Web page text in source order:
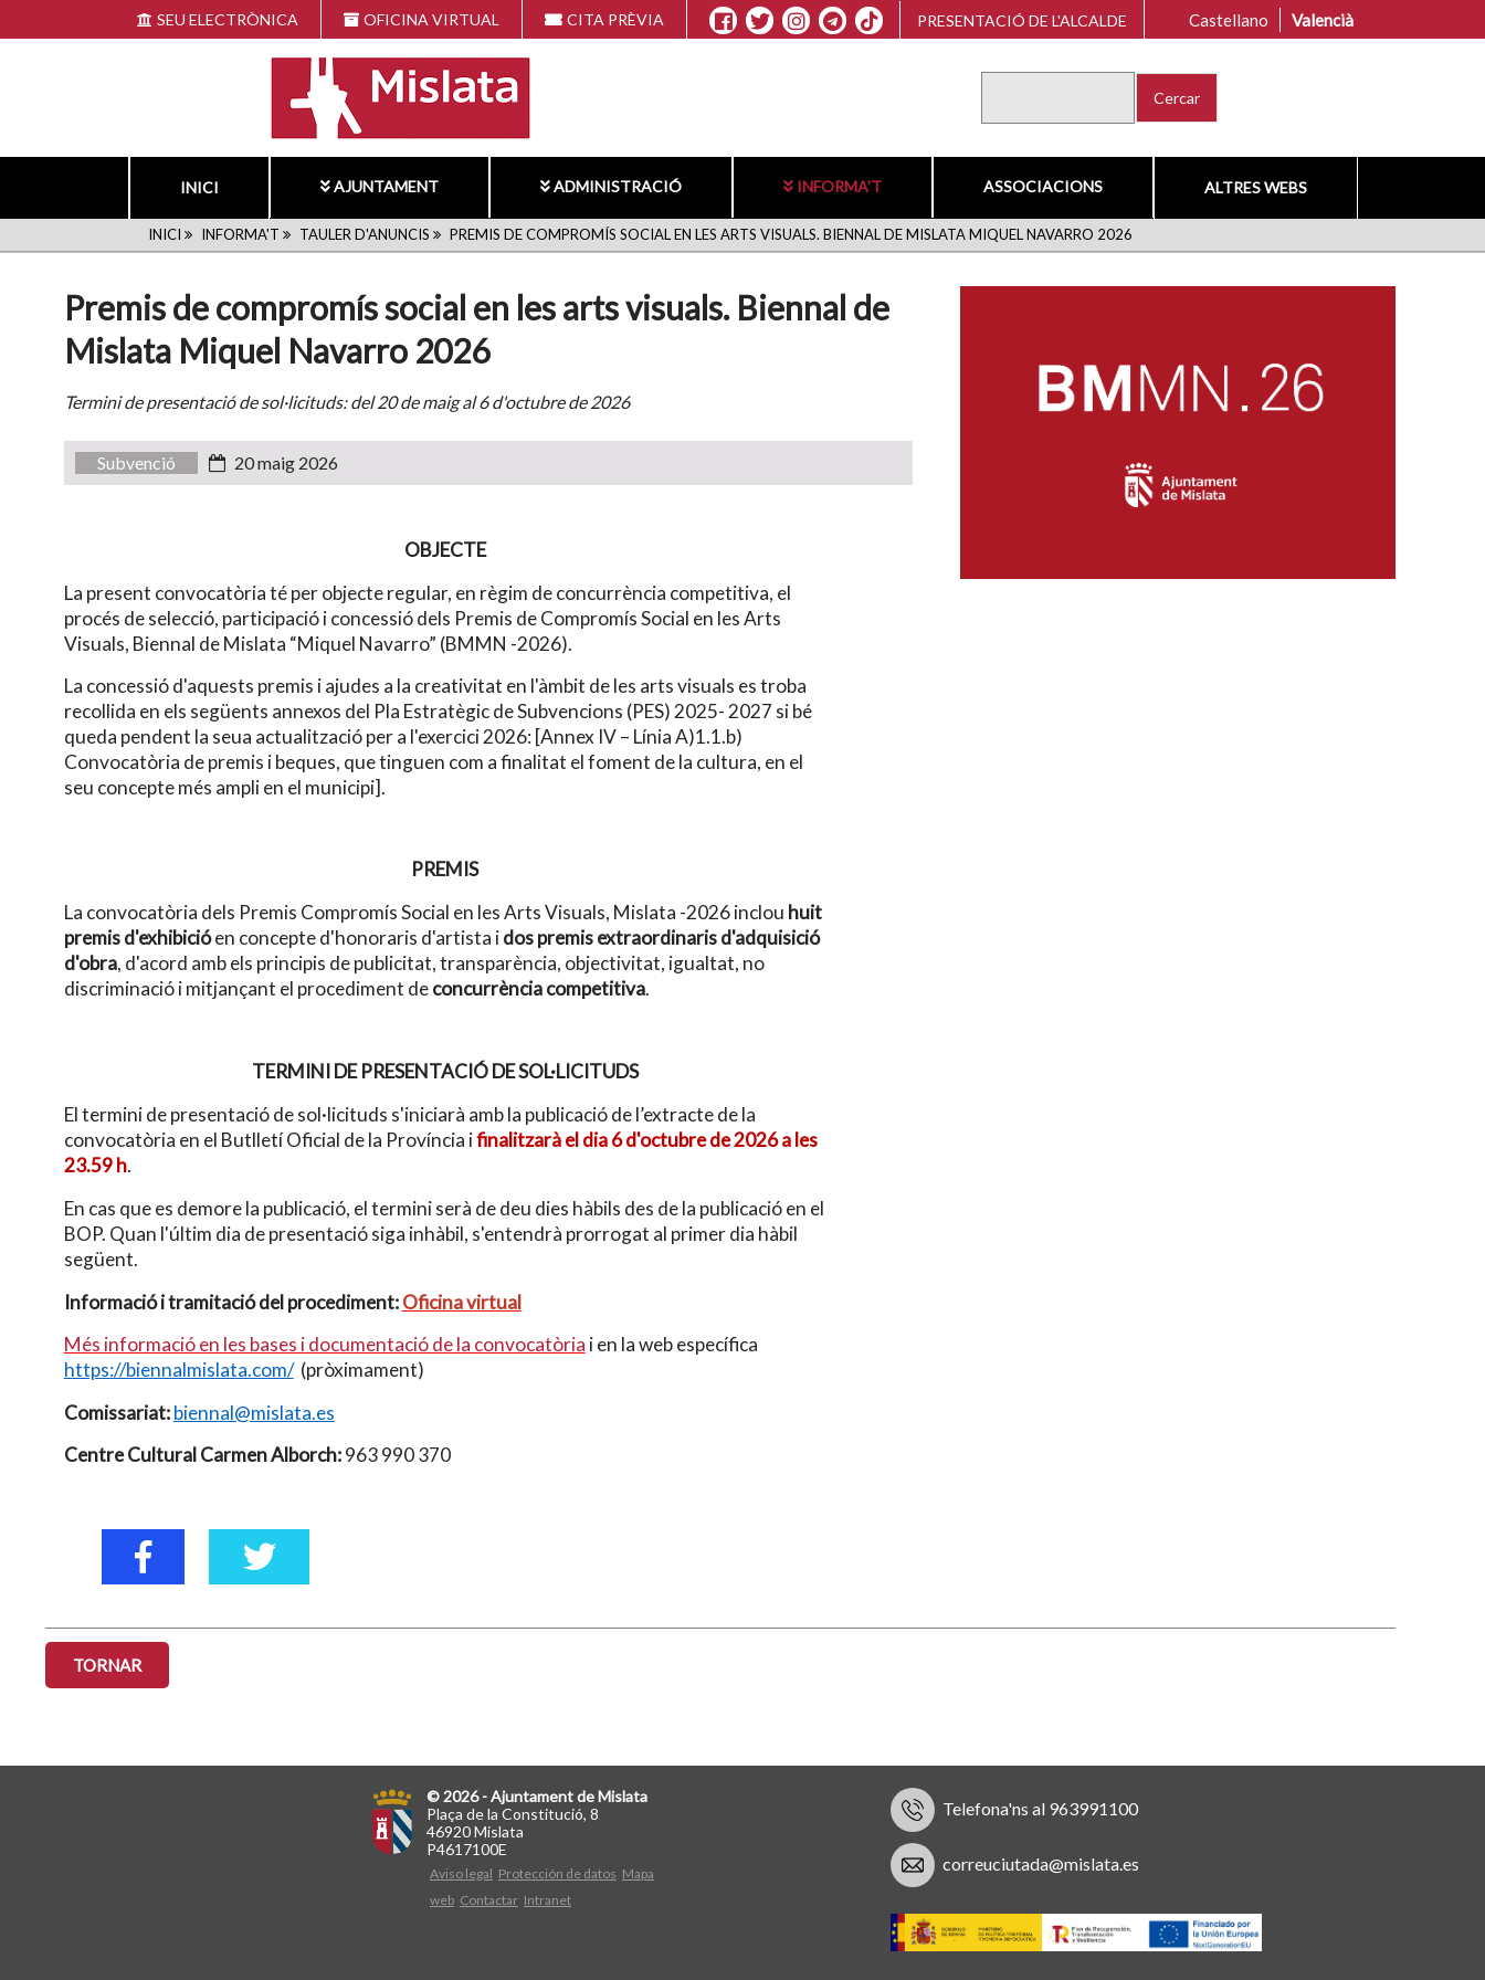
al
SEU ELECTRÒNICA OFICINA VIRTUAL CITA PRÈVIA PRESENTACIÓ DE L'ALCALDE Castellano Valencià
INICI AJUNTAMENT ADMINISTRACIÓ INFORMA'T ASSOCIACIONS ALTRES WEBS
FIL
D'ARIADNA
INICI INFORMA'T TAULER D'ANUNCIS PREMIS DE COMPROMÍS SOCIAL EN LES ARTS VISUALS. BIENNAL DE MISLATA MIQUEL NAVARRO 2026
Premis de compromís social en les arts visuals. Biennal de
Mislata Miquel Navarro 2026
Termini de presentació de sol·licituds: del 20 de maig al 6 d'octubre de 2026
Subvenció 20 maig 2026
OBJECTE
La present convocatòria té per objecte regular, en règim de concurrència competitiva, el
procés de selecció, participació i concessió dels Premis de Compromís Social en les Arts
Visuals, Biennal de Mislata “Miquel Navarro” (BMMN -2026).
La concessió d'aquests premis i ajudes a la creativitat en l'àmbit de les arts visuals es troba
recollida en els següents annexos del Pla Estratègic de Subvencions (PES) 2025- 2027 si bé
queda pendent la seua actualització per a l'exercici 2026: [Annex IV – Línia A)1.1.b)
Convocatòria de premis i beques, que tinguen com a finalitat el foment de la cultura, en el
seu concepte més ampli en el municipi].
PREMIS
La convocatòria dels Premis Compromís Social en les Arts Visuals, Mislata -2026 inclou huit
premis d'exhibicióen concepte d'honoraris d'artista idos premis extraordinaris d'adquisició
d'obra, d'acord amb els principis de publicitat, transparència, objectivitat, igualtat, no
discriminació i mitjançant el procediment deconcurrència competitiva.
TERMINI DE PRESENTACIÓ DE SOL·LICITUDS
El termini de presentació de sol·licituds s'iniciarà amb la publicació de l’extracte de la
convocatòria en el Butlletí Oficial de la Província ifinalitzarà el dia 6 d'octubre de 2026 a les
23.59 h.
En cas que es demore la publicació, el termini serà de deu dies hàbils des de la publicació en el
BOP. Quan l'últim dia de presentació siga inhàbil, s'entendrà prorrogat al primer dia hàbil
següent.
Informació i tramitació del procediment: Oficina virtual
Més informació en les bases i documentació de la convocatòria i en la web específica
https://biennalmislata.com/(pròximament)
Comissariat: biennal@mislata.es
Centre Cultural Carmen Alborch:963 990 370
TORNAR
© 2026 - Ajuntament de Mislata
Plaça de la Constitució, 8
46920 Mislata
P4617100E
Aviso legal Protección de datos Mapa
web Contactar Intranet
Telefona'ns al 963991100
correuciutada@mislata.es